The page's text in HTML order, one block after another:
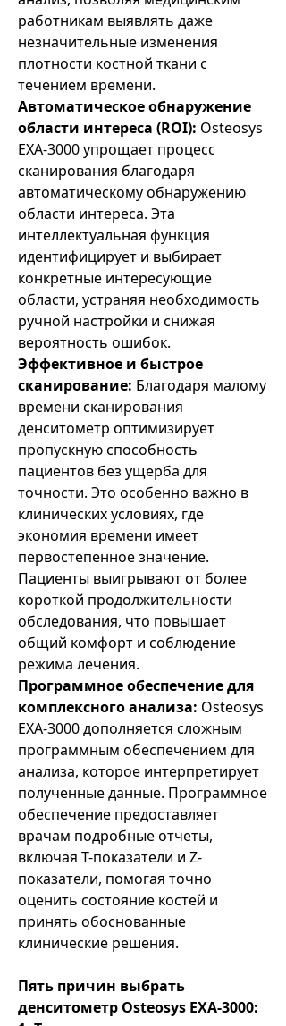
работникам выявлять даже
незначительные изменения
плотности костной ткани с
течением времени.
Автоматическое обнаружение
области интереса (ROI): Osteosys
EXA-3000 упрощает процесс
сканирования благодаря
автоматическому обнаружению
области интереса. Эта
интеллектуальная функция
идентифицирует и выбирает
конкретные интересующие
области, устраняя необходимость
ручной настройки и снижая
вероятность ошибок.
Эффективное и быстрое
сканирование: Благодаря малому
времени сканирования
денситометр оптимизирует
пропускную способность
пациентов без ущерба для
точности. Это особенно важно в
клинических условиях, где
экономия времени имеет
первостепенное значение.
Пациенты выигрывают от более
короткой продолжительности
обследования, что повышает
общий комфорт и соблюдение
режима лечения.
Программное обеспечение для
комплексного анализа: Osteosys
EXA-3000 дополняется сложным
программным обеспечением для
анализа, которое интерпретирует
полученные данные. Программное
обеспечение предоставляет
врачам подробные отчеты,
включая T-показатели и Z-
показатели, помогая точно
оценить состояние костей и
принять обоснованные
клинические решения.
Пять причин выбрать
денситометр Osteosys EXA-3000: